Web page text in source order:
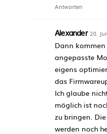
Antworten
Alexander 20.
Dann
angepasste
eigens
das
Ich glaube
möglich ist
zu bringen.
werden noch